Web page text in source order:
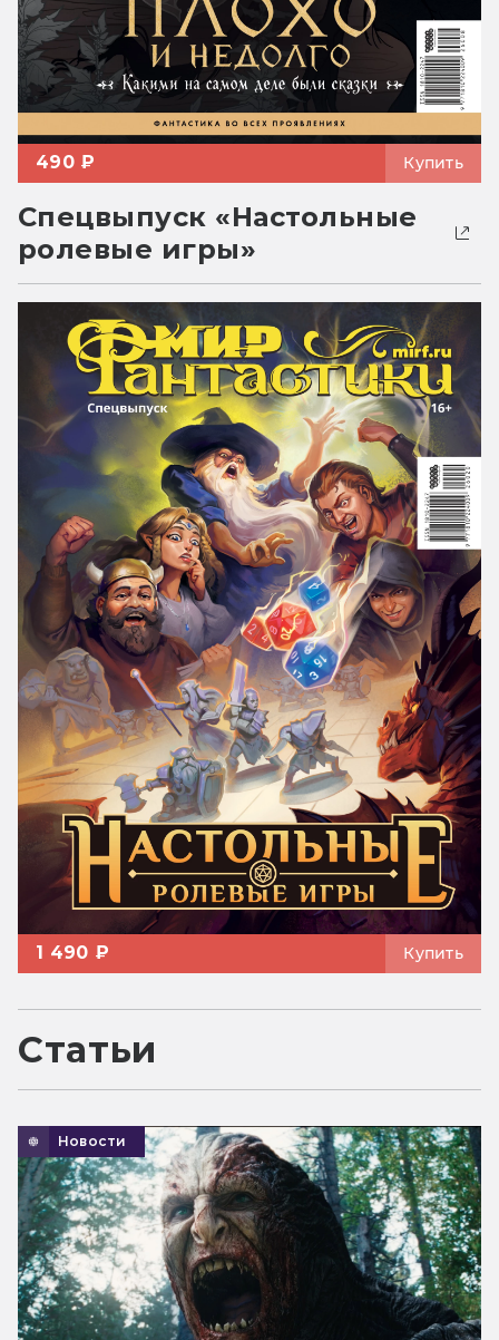
490 ₽ Купить
Спецвыпуск «Настольные
ролевые игры»
1 490 ₽ Купить
Статьи
Новости